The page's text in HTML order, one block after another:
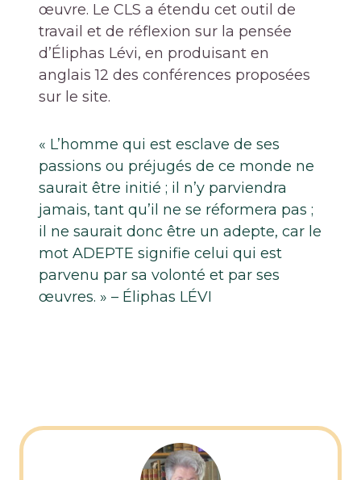
œuvre. Le CLS a étendu cet outil de
travail et de réflexion sur la pensée
d’Éliphas Lévi, en produisant en
anglais 12 des conférences proposées
sur le site.
« L’homme qui est esclave de ses
passions ou préjugés de ce monde ne
saurait être initié ; il n’y parviendra
jamais, tant qu’il ne se réformera pas ;
il ne saurait donc être un adepte, car le
mot ADEPTE signifie celui qui est
parvenu par sa volonté et par ses
œuvres. » – Éliphas LÉVI